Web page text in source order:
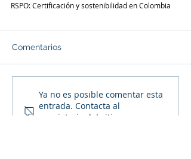
RSPO: Certificación y sostenibilidad en Colombia
Comentarios
Ya no es posible comentar esta
entrada. Contacta al
propietario del sitio para